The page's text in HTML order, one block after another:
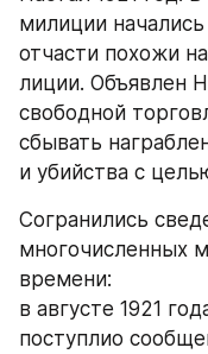
милиции
отчасти похожи
лиции. Объявлен
свободной
сбывать
и убийства с
Согранились
многочисленных
времени:
в августе 1921
поступлио